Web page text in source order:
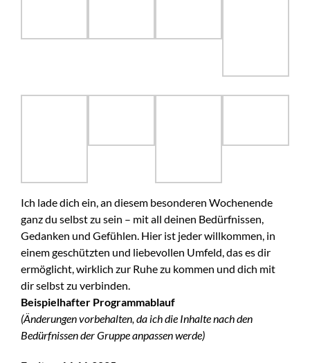
Ich lade dich ein, an diesem besonderen Wochenende
ganz du selbst zu sein – mit all deinen Bedürfnissen,
Gedanken und Gefühlen. Hier ist jeder willkommen, in
einem geschützten und liebevollen Umfeld, das es dir
ermöglicht, wirklich zur Ruhe zu kommen und dich mit
dir selbst zu verbinden.
Beispielhafter Programmablauf
(Änderungen vorbehalten, da ich die Inhalte nach den
Bedürfnissen der Gruppe anpassen werde)